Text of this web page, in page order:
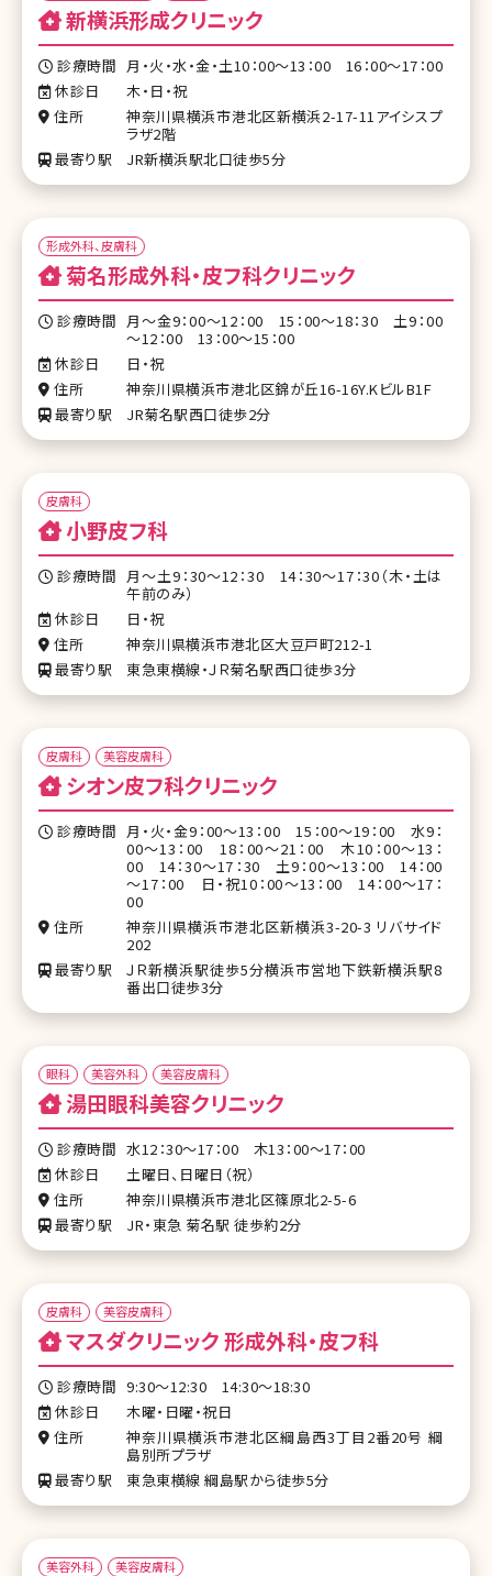
新横浜形成クリニック
診療時間 月・火・水・金・土10：00～13：00 16：00～17：00
休診日
木・日・祝
住所
神奈川県横浜市港北区新横浜2-17-11アイシスプ
ラザ2階
最寄り駅
JR新横浜駅北口徒歩5分
形成外科、皮膚科
菊名形成外科・皮フ科クリニック
診療時間 月～金9：00～12：00 15：00～18：30 土9：00
～12：00 13：00～15：00
休診日
日・祝
住所
神奈川県横浜市港北区錦が丘16-16Y.KビルB1F
最寄り駅
JR菊名駅西口徒歩2分
皮膚科
小野皮フ科
診療時間 月～土9：30～12：30 14：30～17：30（木・土は
午前のみ）
休診日
日・祝
住所
神奈川県横浜市港北区大豆戸町212-1
最寄り駅
東急東横線・ＪＲ菊名駅西口徒歩3分
皮膚科 美容皮膚科
シオン皮フ科クリニック
診療時間 月・火・金9：00～13：00 15：00～19：00 水9：
00～13：00 18：00～21：00 木10：00～13：
00 14：30～17：30 土9：00～13：00 14：00
～17：00 日・祝10：00～13：00 14：00～17：
00
住所
神奈川県横浜市港北区新横浜3-20-3 リバサイド
202
最寄り駅
ＪＲ新横浜駅徒歩5分横浜市営地下鉄新横浜駅8
番出口徒歩3分
眼科 美容外科 美容皮膚科
湯田眼科美容クリニック
診療時間 水12：30～17：00 木13：00～17：00
休診日
土曜日、日曜日（祝）
住所
神奈川県横浜市港北区篠原北2-5-6
最寄り駅
JR・東急 菊名駅 徒歩約2分
皮膚科 美容皮膚科
マスダクリニック 形成外科・皮フ科
診療時間 9:30～12:30 14:30～18:30
休診日
木曜・日曜・祝日
住所
神奈川県横浜市港北区綱島西3丁目2番20号 綱
島別所プラザ
最寄り駅
東急東横線 綱島駅から徒歩5分
美容外科 美容皮膚科